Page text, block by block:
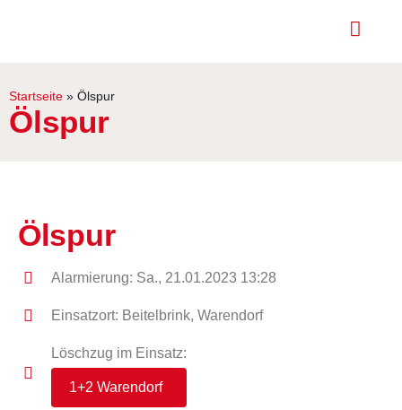
Startseite » Ölspur
Ölspur
Ölspur
Alarmierung: Sa., 21.01.2023 13:28
Einsatzort: Beitelbrink, Warendorf
Löschzug im Einsatz:
1+2 Warendorf